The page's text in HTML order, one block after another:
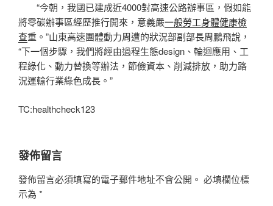
“今朝，我國已建成近4000對高速公路辦事區，假如能
將零碳辦事區經歷推行開來，意義嚴一般勞工身體健康檢
查重。”山東高速團體動力周遭的狀況部副部長周鵬飛說，
“下一個步驟，我們將經由過程生態design、輪迴應用、工
程綠化、動力替換等辦法，節儉資本、削減排放，助力路
況運輸行業綠色成長。”
TC:healthcheck123
發佈留言
發佈留言必須填寫的電子郵件地址不會公開。 必填欄位標
示為 *